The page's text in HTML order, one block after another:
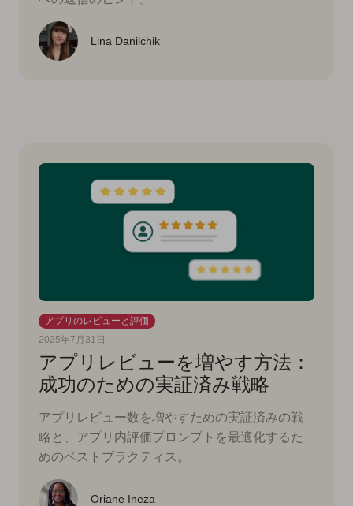
Lina Danilchik
アプリのレビューと評価
2025年7月31日
アプリレビューを増やす方法：
成功のための実証済み戦略
アプリレビュー数を増やすための実証済みの戦
略と、アプリ内評価プロンプトを最適化するた
めのベストプラクティス。
Oriane Ineza